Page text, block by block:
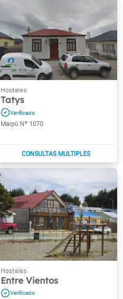
Tatys
Maipú Nº 1070
Entre Vientos